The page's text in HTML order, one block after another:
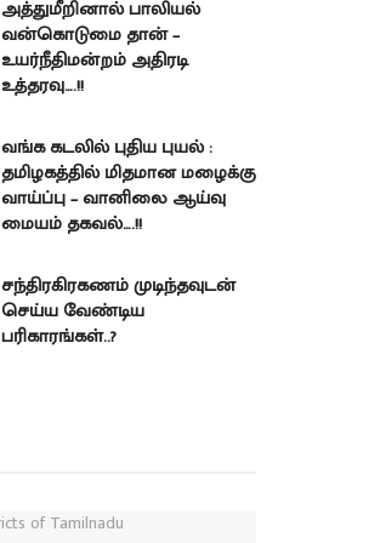
அத்துமீறினால் பாலியல்
வன்கொடுமை தான் –
உயர்நீதிமன்றம் அதிரடி
உத்தரவு….!!
வங்க கடலில் புதிய புயல் :
தமிழகத்தில் மிதமான மழைக்கு
வாய்ப்பு – வானிலை ஆய்வு
மையம் தகவல்….!!
சந்திரகிரகணம் முடிந்தவுடன்
செய்ய வேண்டிய
பரிகாரங்கள்..?